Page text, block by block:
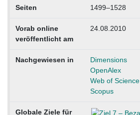
Seiten 1499–1528
Vorab online
veröffentlicht am
24.08.2010
Nachgewiesen in
Dimensions
OpenAlex
Web of Science
Scopus
Globale Ziele für